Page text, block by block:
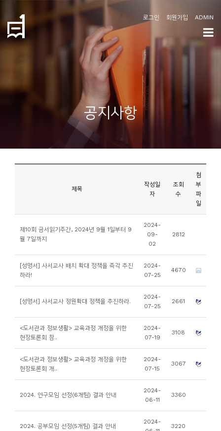
로그인 회원가입 ADMIN
공지사항
제목
작성일
자
조회
수
첨
부
파
일
제10회 금서읽기주간, 2024년 9월 1일부터 9
월 7일까지
2024-
09-
02
2812
[성명서] 사서교사 배치 확대 정책을 즉각 추진
하라!
2024-
07-25
4670
[성명서] 사서교사 정원확대 정책을 추진하라.
2024-
07-25
2661
<도서관과 정보생활> 교육과정 개정을 위한
현장토론회 참..
2024-
07-19
3108
<도서관과 정보생활> 교육과정 개정을 위한
현장토론회 개..
2024-
07-15
3067
2024. 연구모임 선정(6개팀) 결과 안내
2024-
06-11
3360
2024. 공부모임 선정(5개팀) 결과 안내
2024-
3220
지
사
아
자
실